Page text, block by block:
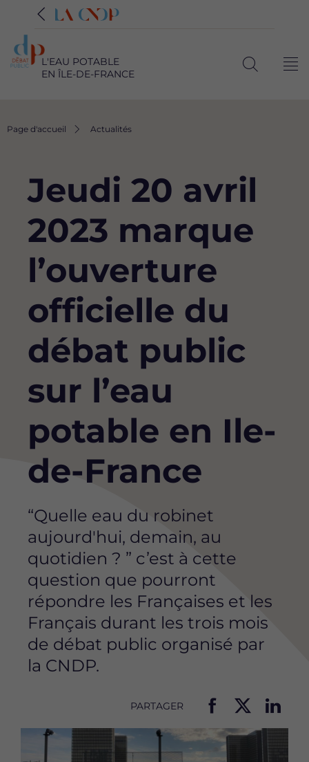
L'EAU POTABLE
EN ÎLE-DE-FRANCE
Fil
Page d'accueil Actualités
Jeudi 20 avril
2023 marque
l’ouverture
officielle du
débat public
sur l’eau
potable en Ile-
de-France
“Quelle eau du robinet
aujourd'hui, demain, au
quotidien ? ” c’est à cette
question que pourront
répondre les Françaises et les
Français durant les trois mois
de débat public organisé par
la CNDP.
PARTAGER
a
r
a
r
Image